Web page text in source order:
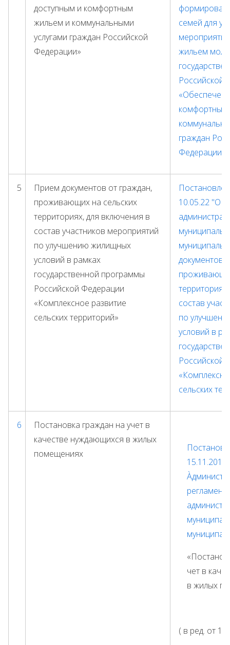
доступным и комфортным
жильем и коммунальными
услугами граждан Российской
Федерации»
семей для
жильем
Российской
граждан
Федерации».
5
Прием документов от граждан,
проживающих на сельских
территориях, для включения в
состав участников мероприятий
по улучшению жилищных
условий в рамках
государственной программы
Российской Федерации
«Комплексное развитие
сельских территорий»
10.05.22 "О
документов
состав
по
условий в
Российской
сельских
6
Постановка граждан на учет в
качестве нуждающихся в жилых
помещениях
чет в
в жилых
( в ред. от